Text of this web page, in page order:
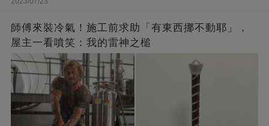
師傅來裝冷氣！施工前求助「有東西挪不動耶」，
屋主一看噴笑：我的雷神之槌